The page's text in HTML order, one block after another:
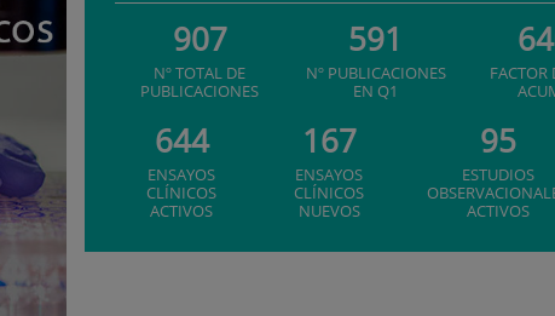
907
Nº TOTAL DE
PUBLICACIONES
591
Nº PUBLICACIONES
EN Q1
FACTOR
644
ENSAYOS
CLÍNICOS
ACTIVOS
167
ENSAYOS
CLÍNICOS
NUEVOS
95
ESTUDIOS
ACTIVOS